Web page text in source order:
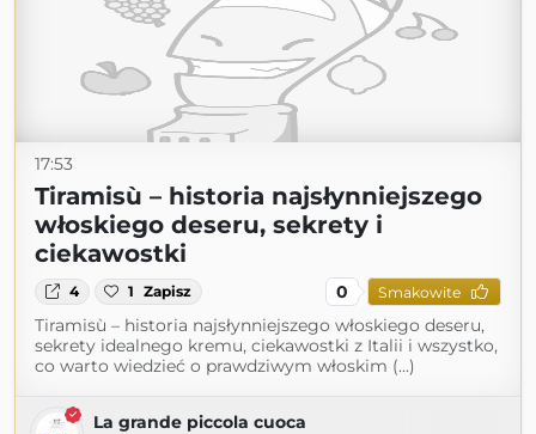
17:53
Tiramisù – historia najsłynniejszego
włoskiego deseru, sekrety i
ciekawostki
4 1 Zapisz 0 Smakowite
Tiramisù – historia najsłynniejszego włoskiego deseru,
sekrety idealnego kremu, ciekawostki z Italii i wszystko,
co warto wiedzieć o prawdziwym włoskim (...)
La grande piccola cuoca